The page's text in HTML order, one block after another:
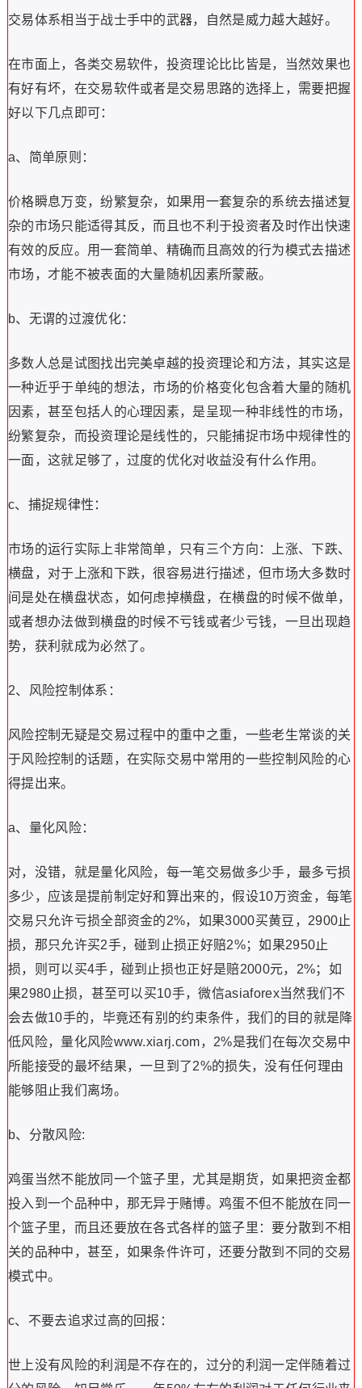
交易体系相当于战士手中的武器，自然是威力越大越好。
在市面上，各类交易软件，投资理论比比皆是，当然效果也
有好有坏，在交易软件或者是交易思路的选择上，需要把握
好以下几点即可：
a、简单原则：
价格瞬息万变，纷繁复杂，如果用一套复杂的系统去描述复
杂的市场只能适得其反，而且也不利于投资者及时作出快速
有效的反应。用一套简单、精确而且高效的行为模式去描述
市场，才能不被表面的大量随机因素所蒙蔽。
b、无谓的过渡优化：
多数人总是试图找出完美卓越的投资理论和方法，其实这是
一种近乎于单纯的想法，市场的价格变化包含着大量的随机
因素，甚至包括人的心理因素，是呈现一种非线性的市场，
纷繁复杂，而投资理论是线性的，只能捕捉市场中规律性的
一面，这就足够了，过度的优化对收益没有什么作用。
c、捕捉规律性：
市场的运行实际上非常简单，只有三个方向：上涨、下跌、
横盘，对于上涨和下跌，很容易进行描述，但市场大多数时
间是处在横盘状态，如何虑掉横盘，在横盘的时候不做单，
或者想办法做到横盘的时候不亏钱或者少亏钱，一旦出现趋
势，获利就成为必然了。
2、风险控制体系：
风险控制无疑是交易过程中的重中之重，一些老生常谈的关
于风险控制的话题，在实际交易中常用的一些控制风险的心
得提出来。
a、量化风险：
对，没错，就是量化风险，每一笔交易做多少手，最多亏损
多少，应该是提前制定好和算出来的，假设10万资金，每笔
交易只允许亏损全部资金的2%，如果3000买黄豆，2900止
损，那只允许买2手，碰到止损正好赔2%；如果2950止
损，则可以买4手，碰到止损也正好是赔2000元，2%；如
果2980止损，甚至可以买10手，微信asiaforex当然我们不
会去做10手的，毕竟还有别的约束条件，我们的目的就是降
低风险，量化风险www.xiarj.com，2%是我们在每次交易中
所能接受的最坏结果，一旦到了2%的损失，没有任何理由
能够阻止我们离场。
b、分散风险:
鸡蛋当然不能放同一个篮子里，尤其是期货，如果把资金都
投入到一个品种中，那无异于赌博。鸡蛋不但不能放在同一
个篮子里，而且还要放在各式各样的篮子里：要分散到不相
关的品种中，甚至，如果条件许可，还要分散到不同的交易
模式中。
c、不要去追求过高的回报：
世上没有风险的利润是不存在的，过分的利润一定伴随着过